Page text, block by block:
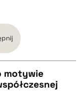
motywie